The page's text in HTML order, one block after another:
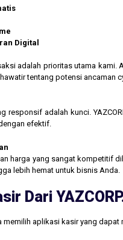
Digital
adalah prioritas utama
tentang potensi ancaman
responsif adalah kunci.
efektif.
harga yang sangat
lebih hemat untuk bisnis Anda.
Dari
memilih aplikasi kasir yang